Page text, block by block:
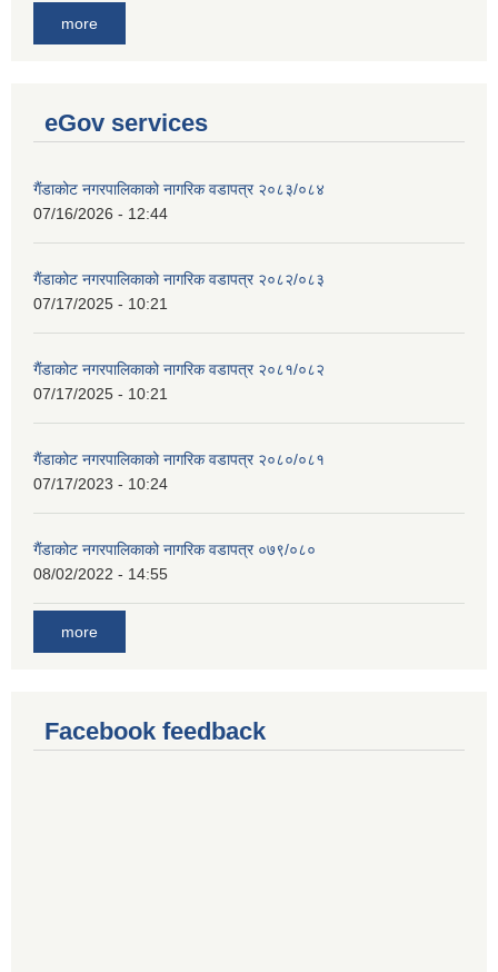
more
eGov services
गैंडाकोट नगरपालिकाको नागरिक वडापत्र २०८३/०८४
07/16/2026 - 12:44
गैंडाकोट नगरपालिकाको नागरिक वडापत्र २०८२/०८३
07/17/2025 - 10:21
गैंडाकोट नगरपालिकाको नागरिक वडापत्र २०८१/०८२
07/17/2025 - 10:21
गैंडाकोट नगरपालिकाको नागरिक वडापत्र २०८०/०८१
07/17/2023 - 10:24
गैंडाकोट नगरपालिकाको नागरिक वडापत्र ०७९/०८०
08/02/2022 - 14:55
more
Facebook feedback